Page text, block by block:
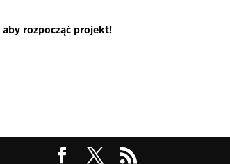
rozpocząć projekt!